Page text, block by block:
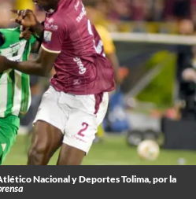
Nacional y Deportes Tolima, por la